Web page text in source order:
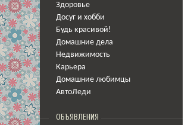
Здоровье
Досуг и хобби
Будь красивой!
Домашние дела
Недвижимость
Карьера
Домашние любимцы
АвтоЛеди
ОБЪЯВЛЕНИЯ